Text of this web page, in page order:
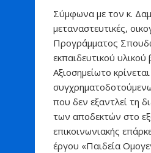
Σύμφωνα με τον κ.
μεταναστευτικές,
Προγράμματος
εκπαιδευτικού
Αξιοσημείωτο
που δεν εξαντλεί τη
των αποδεκτών στο
επικοινωνιακής
έργου «Παιδεία